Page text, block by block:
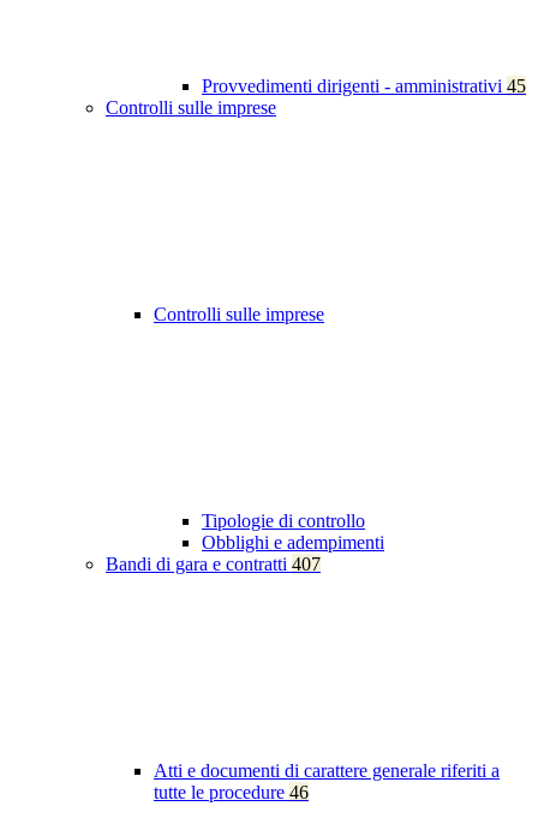
Provvedimenti dirigenti - amministrativi 45
Controlli sulle imprese
Controlli sulle imprese
Tipologie di controllo
Obblighi e adempimenti
Bandi di gara e contratti 407
Atti e documenti di carattere generale riferiti a
tutte le procedure 46